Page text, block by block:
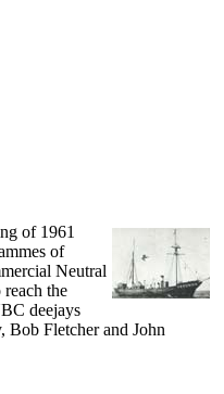
of 1961
of
Neutral
the
deejays
Bob Fletcher and John